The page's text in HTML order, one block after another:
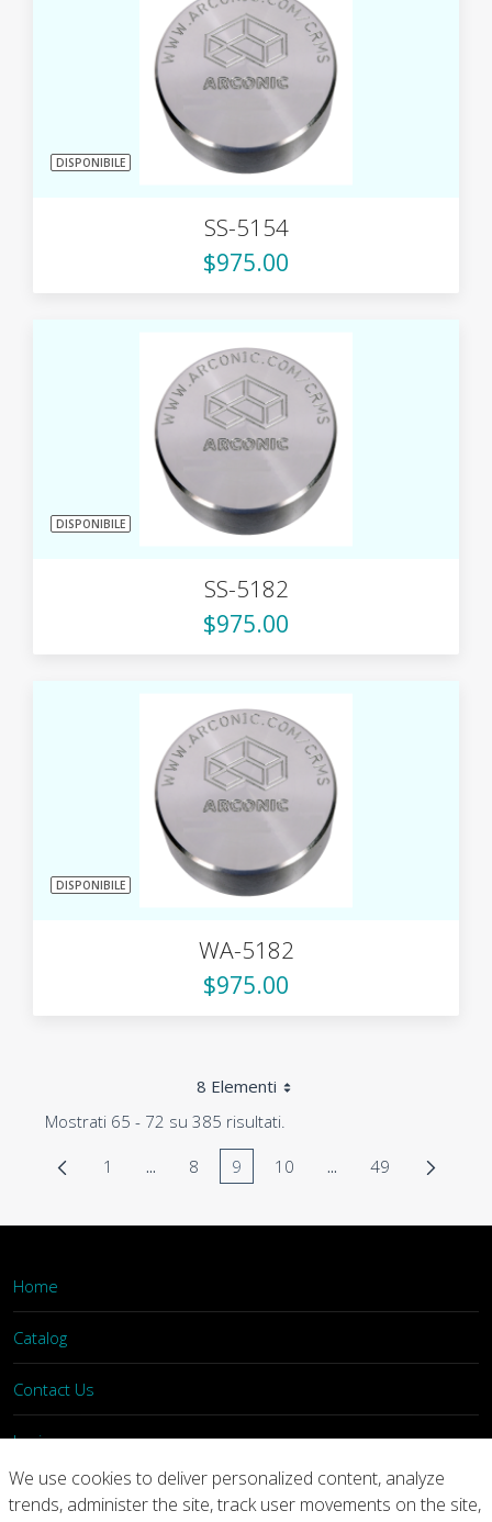
DISPONIBILE
SS-5154
$975.00
DISPONIBILE
SS-5182
$975.00
DISPONIBILE
WA-5182
$975.00
8 Elementi
Mostrati 65 - 72 su 385 risultati.
Pagina
1 ...Pagine intermedie Use TAB to navigate.
Pagina
8 Pagina
9 Pagina
10 ...Pagine intermedie
Pagina
49
Home
Catalog
Contact Us
Login
Home Catalog Contact Us
We use cookies to deliver personalized content, analyze
trends, administer the site, track user movements on the site,